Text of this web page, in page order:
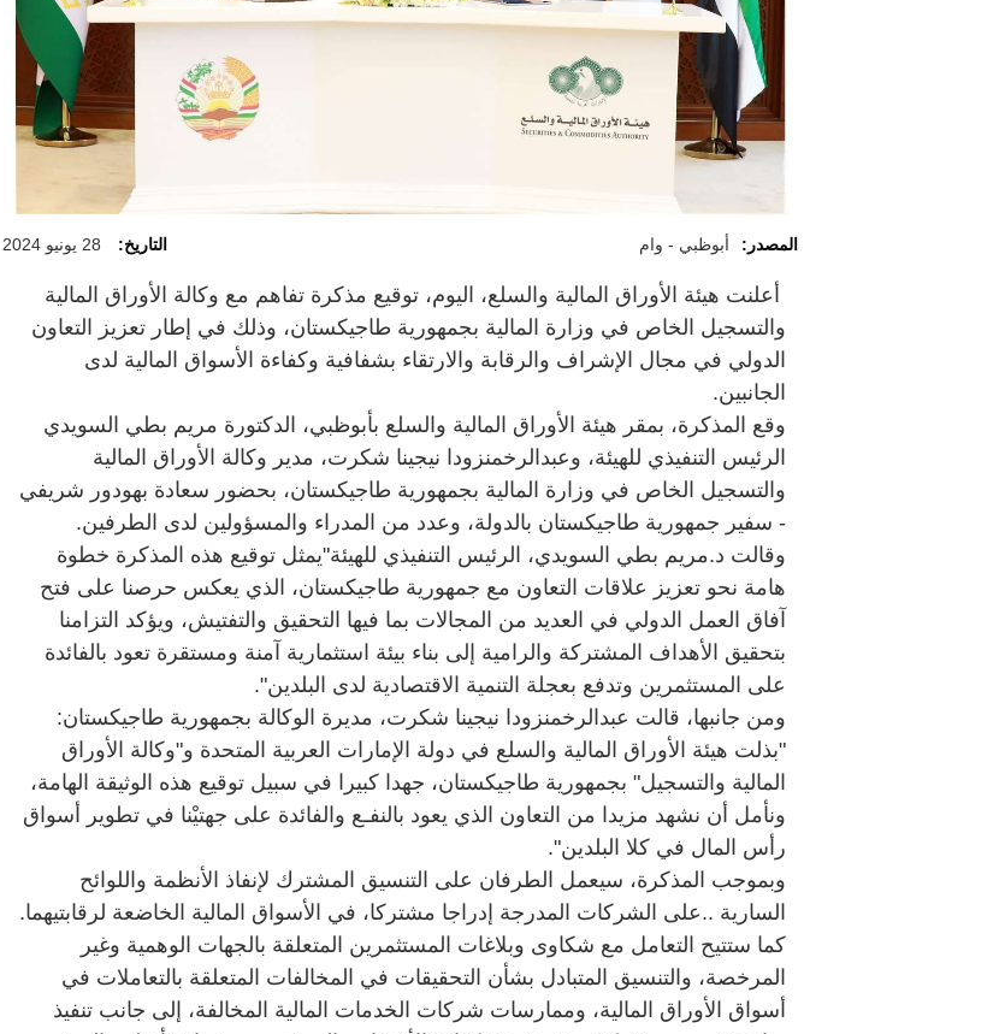
المصدر: أبوظبي - وام التاريخ: 28 يونيو 2024
أعلنت هيئة الأوراق المالية والسلع، اليوم، توقيع مذكرة تفاهم مع وكالة الأوراق المالية
والتسجيل الخاص في وزارة المالية بجمهورية طاجيكستان، وذلك في إطار تعزيز التعاون
الدولي في مجال الإشراف والرقابة والارتقاء بشفافية وكفاءة الأسواق المالية لدى
الجانبين.
وقع المذكرة، بمقر هيئة الأوراق المالية والسلع بأبوظبي، الدكتورة مريم بطي السويدي
الرئيس التنفيذي للهيئة، وعبدالرخمنزودا نيجينا شكرت، مدير وكالة الأوراق المالية
والتسجيل الخاص في وزارة المالية بجمهورية طاجيكستان، بحضور سعادة بهودور شريفي
- سفير جمهورية طاجيكستان بالدولة، وعدد من المدراء والمسؤولين لدى الطرفين.
وقالت د.مريم بطي السويدي، الرئيس التنفيذي للهيئة"يمثل توقيع هذه المذكرة خطوة
هامة نحو تعزيز علاقات التعاون مع جمهورية طاجيكستان، الذي يعكس حرصنا على فتح
آفاق العمل الدولي في العديد من المجالات بما فيها التحقيق والتفتيش، ويؤكد التزامنا
بتحقيق الأهداف المشتركة والرامية إلى بناء بيئة استثمارية آمنة ومستقرة تعود بالفائدة
على المستثمرين وتدفع بعجلة التنمية الاقتصادية لدى البلدين".
ومن جانبها، قالت عبدالرخمنزودا نيجينا شكرت، مديرة الوكالة بجمهورية طاجيكستان:
"بذلت هيئة الأوراق المالية والسلع في دولة الإمارات العربية المتحدة و"وكالة الأوراق
المالية والتسجيل" بجمهورية طاجيكستان، جهدا كبيرا في سبيل توقيع هذه الوثيقة الهامة،
ونأمل أن نشهد مزيدا من التعاون الذي يعود بالنفـع والفائدة على جهتيْنا في تطوير أسواق
رأس المال في كلا البلدين".
وبموجب المذكرة، سيعمل الطرفان على التنسيق المشترك لإنفاذ الأنظمة واللوائح
السارية ..على الشركات المدرجة إدراجا مشتركا، في الأسواق المالية الخاضعة لرقابتيهما.
كما ستتيح التعامل مع شكاوى وبلاغات المستثمرين المتعلقة بالجهات الوهمية وغير
المرخصة، والتنسيق المتبادل بشأن التحقيقات في المخالفات المتعلقة بالتعاملات في
أسواق الأوراق المالية، وممارسات شركات الخدمات المالية المخالفة، إلى جانب تنفيذ